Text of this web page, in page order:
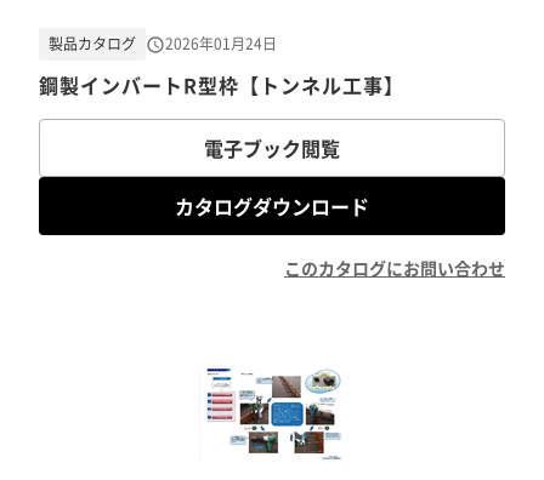
鋼製インバートR型枠【トンネル工事】
製品カタログ 2026年01月24日
電子ブック閲覧
カタログダウンロード
このカタログにお問い合わせ